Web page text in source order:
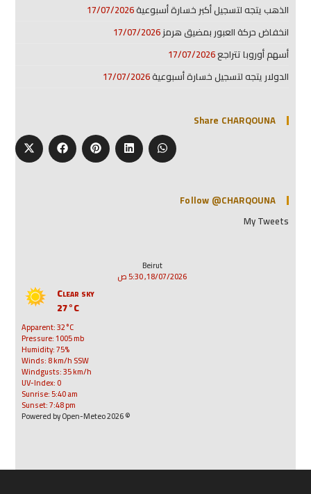
الذهب يتجه لتسجيل أكبر خسارة أسبوعية17/07/2026
انخفاض حركة العبور بمضيق هرمز17/07/2026
أسهم أوروبا تتراجع17/07/2026
الدولار يتجه لتسجيل خسارة أسبوعية17/07/2026
Share CHARQOUNA
Follow @CHARQOUNA
My Tweets
Beirut
18/07/2026, 5:30 ص
Clear sky
27°C
Apparent: 32°C
Pressure: 1005 mb
Humidity: 75%
Winds: 8 km/h SSW
Windgusts: 35 km/h
UV-Index: 0
Sunrise: 5:40 am
Sunset: 7:48 pm
© 2026 Powered by Open-Meteo